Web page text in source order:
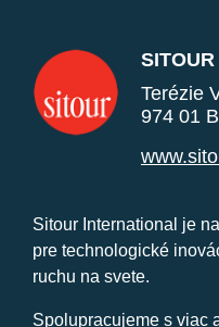
Terézie
974 01
Sitour International je
pre technologické
ruchu na svete.
Spolupracujeme s viac